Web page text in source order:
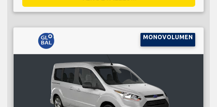
MONOVOLUMEN